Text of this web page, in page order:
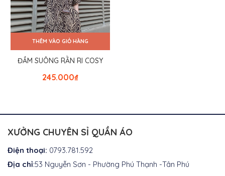
THÊM VÀO GIỎ HÀNG
ĐẦM SUÔNG RẰN RI COSY
₫
245.000
XƯỞNG CHUYÊN SỈ QUẦN ÁO
Điện thoại: 0793.781.592
Địa chỉ:53 Nguyễn Sơn - Phường Phú Thạnh -Tân Phú